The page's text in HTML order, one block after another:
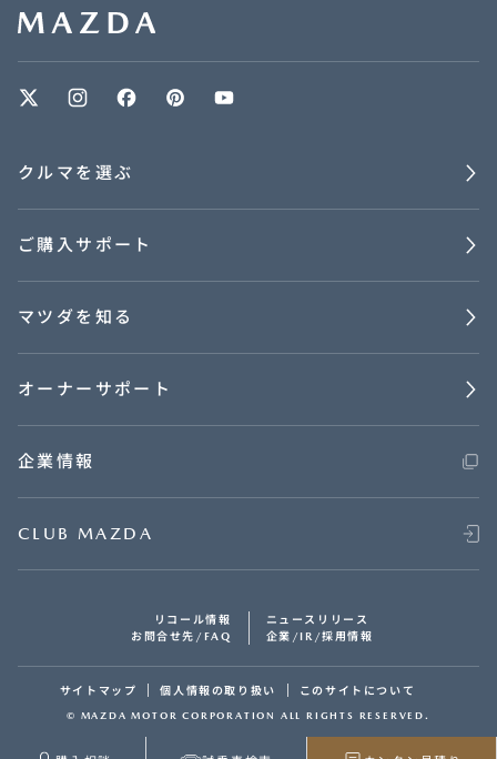
クルマを選ぶ
ご購入サポート
マツダを知る
オーナーサポート
企業情報
CLUB MAZDA
リコール情報
ニュースリリース
お問合せ先/FAQ
企業/IR/採用情報
サイトマップ 個人情報の取り扱い このサイトについて
© MAZDA MOTOR CORPORATION ALL RIGHTS RESERVED.